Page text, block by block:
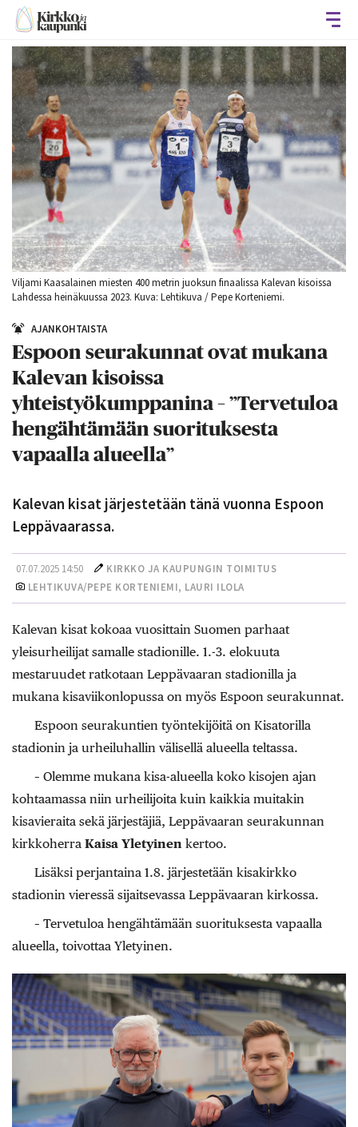
Viljami Kaasalainen miesten 400 metrin juoksun finaalissa Kalevan kisoissa
Lahdessa heinäkuussa 2023. Kuva: Lehtikuva / Pepe Korteniemi.
AJANKOHTAISTA
Espoon seurakunnat ovat mukana
Kalevan kisoissa
yhteistyökumppanina – ”Tervetuloa
hengähtämään suorituksesta
vapaalla alueella”
Kalevan kisat järjestetään tänä vuonna Espoon
Leppävaarassa.
07.07.2025 14:50
KIRKKO JA KAUPUNGIN TOIMITUS
LEHTIKUVA/PEPE KORTENIEMI, LAURI ILOLA
Kalevan kisat kokoaa vuosittain Suomen parhaat
yleisurheilijat samalle stadionille. 1.-3. elokuuta
mestaruudet ratkotaan Leppävaaran stadionilla ja
mukana kisaviikonlopussa on myös Espoon seurakunnat.
Espoon seurakuntien työntekijöitä on Kisatorilla
stadionin ja urheiluhallin välisellä alueella teltassa.
– Olemme mukana kisa-alueella koko kisojen ajan
kohtaamassa niin urheilijoita kuin kaikkia muitakin
kisavieraita sekä järjestäjiä, Leppävaaran seurakunnan
kirkkoherra Kaisa Yletyinen kertoo.
Lisäksi perjantaina 1.8. järjestetään kisakirkko
stadionin vieressä sijaitsevassa Leppävaaran kirkossa.
– Tervetuloa hengähtämään suorituksesta vapaalla
alueella, toivottaa Yletyinen.